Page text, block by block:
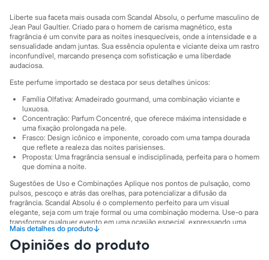
Sapatilhas
Tênis
Marcas
City
Clock House
Mindset
Sawary
Yessica
Moda esportiva
Acessórios
Blusas
Calçados
Leggings
Shorts e Bermudas
Tops
Calcinhas
Cintas e Modeladores
Meias
Pijamas
Sutiãs e Tops
Moda praia
Biquínis
Liberte sua faceta mais ousada com Scandal Absolu, o perfume masculino de
Jean Paul Gaultier. Criado para o homem de carisma magnético, esta
fragrância é um convite para as noites inesquecíveis, onde a intensidade e a
sensualidade andam juntas. Sua essência opulenta e viciante deixa um rastro
inconfundível, marcando presença com sofisticação e uma liberdade
audaciosa.
Este perfume importado se destaca por seus detalhes únicos:
Família Olfativa: Amadeirado gourmand, uma combinação viciante e
luxuosa.
Concentração: Parfum Concentré, que oferece máxima intensidade e
uma fixação prolongada na pele.
Frasco: Design icônico e imponente, coroado com uma tampa dourada
que reflete a realeza das noites parisienses.
Proposta: Uma fragrância sensual e indisciplinada, perfeita para o homem
que domina a noite.
Sugestões de Uso e Combinações Aplique nos pontos de pulsação, como
pulsos, pescoço e atrás das orelhas, para potencializar a difusão da
fragrância. Scandal Absolu é o complemento perfeito para um visual
elegante, seja com um traje formal ou uma combinação moderna. Use-o para
transformar qualquer evento em uma ocasião especial, expressando uma
confiança que não passa despercebida.
A gente se encontra na C&A! ❤
Mais detalhes do produto↓
Opiniões do produto